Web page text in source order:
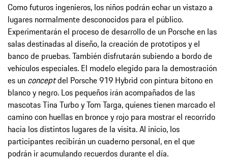
Como futuros ingenieros, los niños podrán echar un vistazo a
lugares normalmente desconocidos para el público.
Experimentarán el proceso de desarrollo de un Porsche en las
salas destinadas al diseño, la creación de prototipos y el
banco de pruebas. También disfrutarán subiendo a bordo de
vehículos especiales. El modelo elegido para la demostración
es un conceptdel Porsche 919 Hybrid con pintura bitono en
blanco y negro. Los pequeños irán acompañados de las
mascotas Tina Turbo y Tom Targa, quienes tienen marcado el
camino con huellas en bronce y rojo para mostrar el recorrido
hacia los distintos lugares de la visita. Al inicio, los
participantes recibirán un cuaderno personal, en el que
podrán ir acumulando recuerdos durante el día.